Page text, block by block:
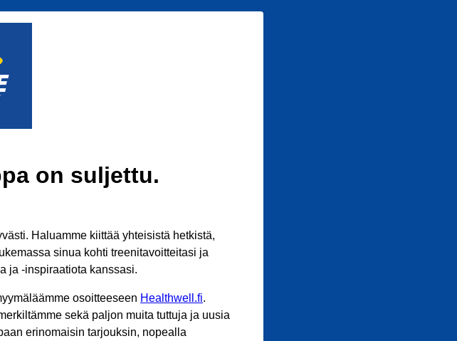
on suljettu.
Haluamme kiittää yhteisistä hetkistä,
sinua kohti treenitavoitteitasi ja
ja -inspiraatiota kanssasi.
osoitteeseen Healthwell.fi.
sekä paljon muita tuttuja ja uusia
erinomaisin tarjouksin, nopealla